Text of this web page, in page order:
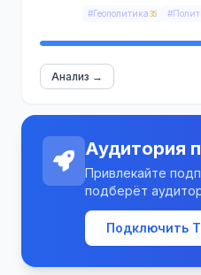
#Геополитика 35
Анализ →
Аудитория
Привлекайте
подберёт
Подключить